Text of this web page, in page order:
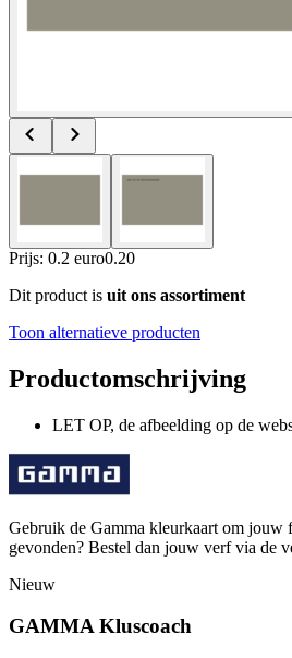
Prijs: 0.2 euro0.20
Dit product is uit ons assortiment
Toon alternatieve producten
Productomschrijving
LET OP, de afbeelding op de
Gebruik de Gamma kleurkaart om jouw
gevonden? Bestel dan jouw verf via de
Nieuw
GAMMA Kluscoach